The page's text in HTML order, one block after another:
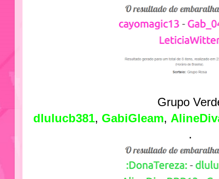
Grupo
dlulucb381, GabiGleam,
.